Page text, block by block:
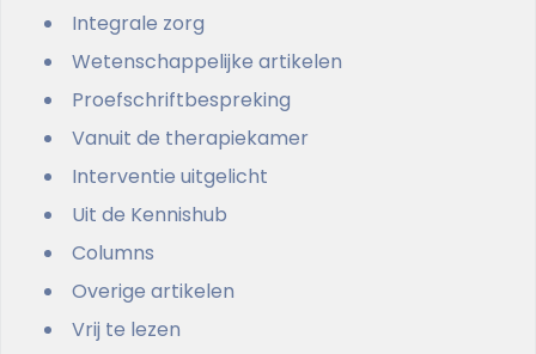
Integrale zorg
Wetenschappelijke artikelen
Proefschriftbespreking
Vanuit de therapiekamer
Interventie uitgelicht
Uit de Kennishub
Columns
Overige artikelen
Vrij te lezen